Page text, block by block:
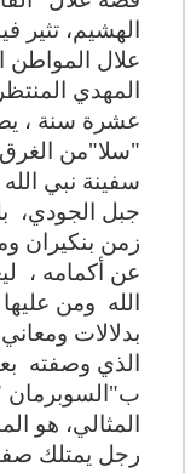
الهشيم، تثير
علال
المهدي
عشرة سنة ،
"سلا"من
سفينة نبي
جبل الجودي،
زمن بنكيران
عن أكمامه ،
الله ومن
بدلالات
الذي وصفته
ب"السوبرمان
المثالي، هو
رجل يمتلك